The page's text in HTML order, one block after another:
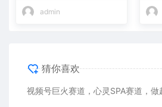
admin
猜你喜欢